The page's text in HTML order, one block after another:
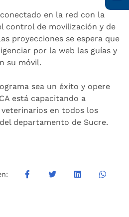
en la red con la
control de movilización y de
proyecciones se espera que
por la web las guías y
su móvil.
sea un éxito y opere
está capacitando a
en todos los
departamento de Sucre.